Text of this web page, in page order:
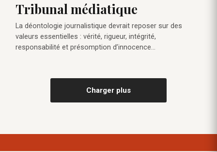
Tribunal médiatique
La déontologie journalistique devrait reposer sur des
valeurs essentielles : vérité, rigueur, intégrité,
responsabilité et présomption d’innocence…
Charger plus